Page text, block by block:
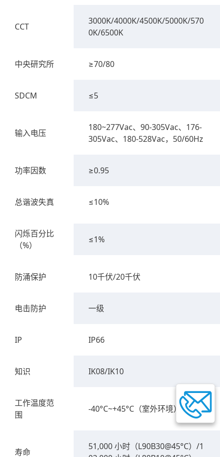
CCT
3000K/4000K/4500K/5000K/570
0K/6500K
中央研究所 ≥70/80
SDCM ≤5
输入电压
180~277Vac、90-305Vac、176-
305Vac、180-528Vac，50/60Hz
功率因数 ≥0.95
总谐波失真 ≤10%
闪烁百分比
（%）
≤1%
防涌保护 10千伏/20千伏
电击防护 一级
IP IP66
知识 IK08/IK10
工作温度范
围
-40°C~+45°C（室外环境）
寿命
51,000 小时（L90B30@45°C）/1